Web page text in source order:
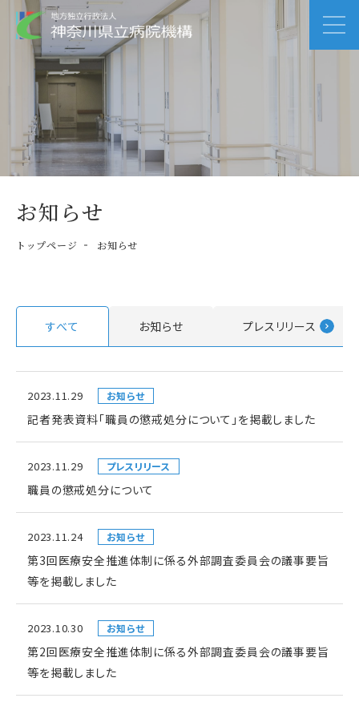
お知らせ
トップページ お知らせ
すべて お知らせ プレスリリース
2023.11.29 お知らせ
記者発表資料「職員の懲戒処分について」を掲載しました
2023.11.29 プレスリリース
職員の懲戒処分について
2023.11.24 お知らせ
第3回医療安全推進体制に係る外部調査委員会の議事要旨
等を掲載しました
2023.10.30 お知らせ
第2回医療安全推進体制に係る外部調査委員会の議事要旨
等を掲載しました